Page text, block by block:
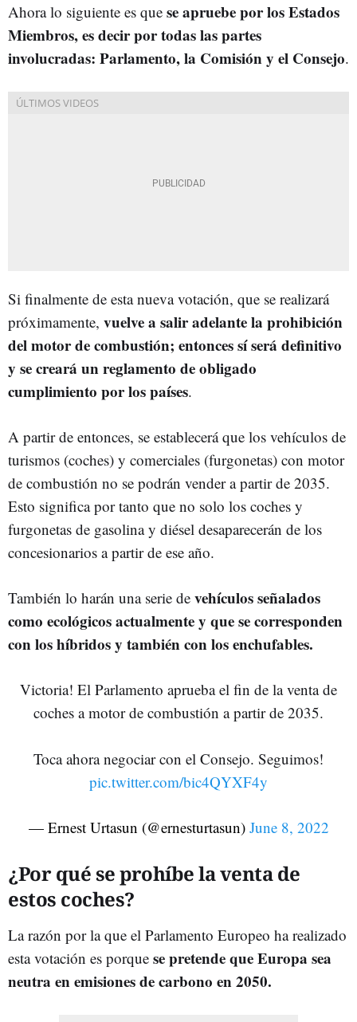
Ahora lo siguiente es que se apruebe por los Estados
Miembros, es decir por todas las partes
involucradas: Parlamento, la Comisión y el Consejo.
Si finalmente de esta nueva votación, que se realizará
próximamente, vuelve a salir adelante la prohibición
del motor de combustión; entonces sí será definitivo
y se creará un reglamento de obligado
cumplimiento por los países.
A partir de entonces, se establecerá que los vehículos de
turismos (coches) y comerciales (furgonetas) con motor
de combustión no se podrán vender a partir de 2035.
Esto significa por tanto que no solo los coches y
furgonetas de gasolina y diésel desaparecerán de los
concesionarios a partir de ese año.
También lo harán una serie de vehículos señalados
como ecológicos actualmente y que se corresponden
con los híbridos y también con los enchufables.
Victoria! El Parlamento aprueba el fin de la venta de
coches a motor de combustión a partir de 2035.
Toca ahora negociar con el Consejo. Seguimos!
pic.twitter.com/bic4QYXF4y
— Ernest Urtasun (@ernesturtasun) June 8, 2022
¿Por qué se prohíbe la venta de
estos coches?
La razón por la que el Parlamento Europeo ha realizado
esta votación es porque se pretende que Europa sea
neutra en emisiones de carbono en 2050.